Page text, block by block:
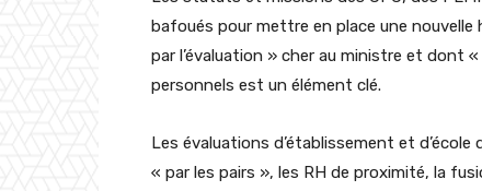
bafoués pour mettre en place une nouvelle
par l’évaluation » cher au ministre et dont
personnels est un élément clé.
Les évaluations d’établissement et
« par les pairs », les RH de proximité, la